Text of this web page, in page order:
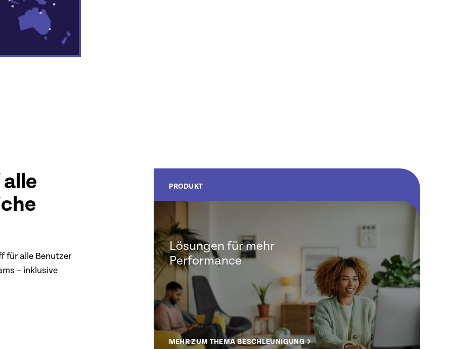
für alle Benutzer
– inklusive
PRODUKT
Lösungen für mehr
Performance
MEHR ZUM THEMA BESCHLEUNIGUNG